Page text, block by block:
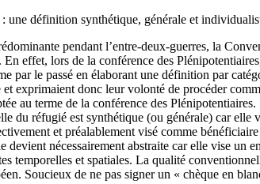
une définition synthétique, générale et
pendant l’entre-deux-guerres, la
effet, lors de la conférence des
par le passé en élaborant une définition par
exprimaient donc leur volonté de procéder
au terme de la conférence des Plénipotentiaires.
du réfugié est synthétique (ou générale) car elle
et préalablement visé comme
devient nécessairement abstraite car elle vise
temporelles et spatiales. La qualité
Soucieux de ne pas signer un « chèque en